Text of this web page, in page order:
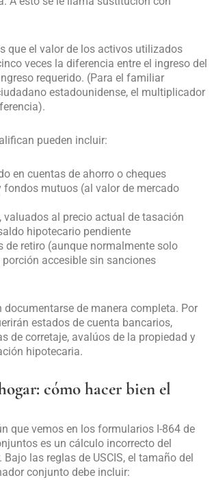
que el valor de los activos utilizados
veces la diferencia entre el ingreso del
requerido. (Para el familiar
estadounidense, el multiplicador
pueden incluir:
en cuentas de ahorro o cheques
fondos mutuos (al valor de mercado
valuados al precio actual de tasación
hipotecario pendiente
de retiro (aunque normalmente solo
accesible sin sanciones
documentarse de manera completa. Por
estados de cuenta bancarios,
de corretaje, avalúos de la propiedad y
hipotecaria.
cómo hacer bien el
que vemos en los formularios I-864 de
es un cálculo incorrecto del
las reglas de USCIS, el tamaño del
conjunto debe incluir: